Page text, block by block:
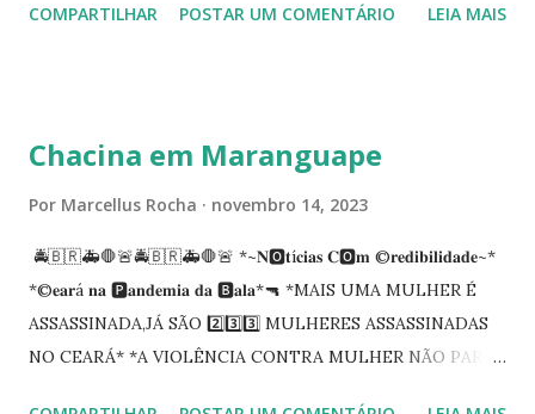
Siqueira Amorim faleceu em 28 de fevereiro e encerrou a
enquanto atuaram nesta instituição.
COMPARTILHAR POSTAR UM COMENTÁRIO LEIA MAIS
Chacina em Maranguape
Por Marcellus Rocha novembro 14, 2023
🚔🇧🇷🚑🛑🚨🚔🇧🇷🚑🛑🚨 *~𝐍🅾️𝐭í𝐜𝐢𝐚𝐬 𝐂🅾️𝐦 ©️𝐫𝐞𝐝𝐢𝐛𝐢𝐥𝐢𝐝𝐚𝐝𝐞~*
*©️𝐞𝐚𝐫á 𝐧𝐚 🅿️𝐚𝐧𝐝𝐞𝐦𝐢𝐚 𝐝𝐚 🅱️𝐚𝐥𝐚*🔫 *MAIS UMA MULHER É
ASSASSINADA,JÁ SÃO 2️⃣3️⃣3️⃣ MULHERES ASSASSINADAS
NO CEARÁ* *A VIOLÊNCIA CONTRA MULHER NÃO PARA